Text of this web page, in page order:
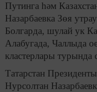
Путинга һәм
Назарбаевка Зөя
Болгарда, шулай ук
Алабугада, Чаллыда
кластерлары турында
Татарстан
Нурсолтан